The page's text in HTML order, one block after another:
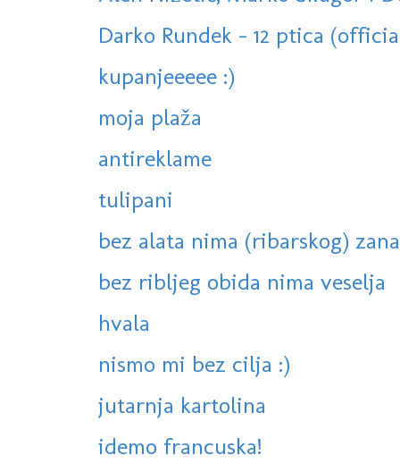
Darko Rundek - 12 ptica
kupanjeeeee :)
moja plaža
antireklame
tulipani
bez alata nima (ribarskog)
bez ribljeg obida nima veselja
hvala
nismo mi bez cilja :)
jutarnja kartolina
idemo francuska!